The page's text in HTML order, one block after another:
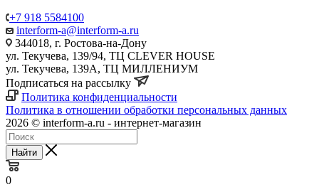
+7 918 5584100
interform-a@interform-a.ru
344018, г. Ростова-на-Дону
ул. Текучева, 139/94, ТЦ CLEVER HOUSE
ул. Текучева, 139А, ТЦ МИЛЛЕНИУМ
Подписаться на рассылку
Политика конфиденциальности
Политика в отношении обработки персональных данных
2026 © interform-a.ru - интернет-магазин
Найти
0